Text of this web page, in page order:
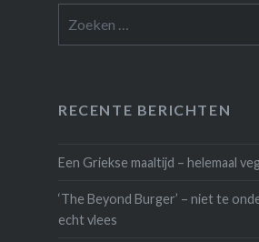
naar:
RECENTE BERICHTEN
Een Griekse maaltijd – helemaal
‘The Beyond Burger’ – niet te
echt vlees